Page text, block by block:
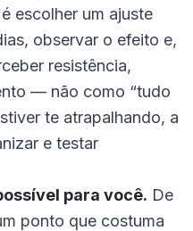
escolher um ajuste
observar o efeito e,
resistência,
— não como “tudo
te atrapalhando, a
e testar
para você. De
ponto que costuma